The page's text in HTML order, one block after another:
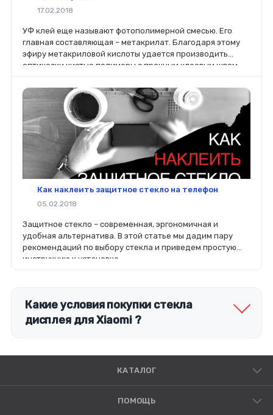
17.02.2018
УФ клей еще называют фотополимерной смесью. Его
главная составляющая – метакрилат. Благодаря этому
эфиру метакриловой кислоты удается производить
оптически чистые полимеры с прочным клеевым швом,
Как наклеить защитное стекло на телефон
05.02.2018
Защитное стекло – современная, эргономичная и
удобная альтернатива. В этой статье мы дадим пару
рекомендаций по выбору стекла и приведем простую
инструкцию к установке.
Какие условия покупки стекла
дисплея для Xiaomi ?
КАТАЛОГ
ПОМОЩЬ